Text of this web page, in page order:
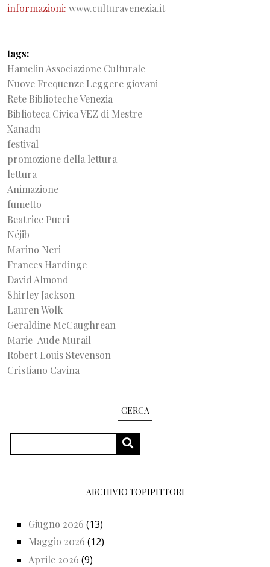
informazioni: www.culturavenezia.it
tags
Hamelin Associazione Culturale
Nuove Frequenze Leggere giovani
Rete Biblioteche Venezia
Biblioteca Civica VEZ di Mestre
Xanadu
festival
promozione della lettura
lettura
Animazione
fumetto
Beatrice Pucci
Néjib
Marino Neri
Frances Hardinge
David Almond
Shirley Jackson
Lauren Wolk
Geraldine McCaughrean
Marie-Aude Murail
Robert Louis Stevenson
Cristiano Cavina
CERCA
CERCA
ARCHIVIO TOPIPITTORI
Giugno 2026 (13)
Maggio 2026 (12)
Aprile 2026 (9)